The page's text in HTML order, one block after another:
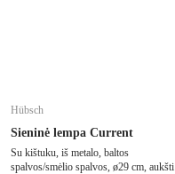
Hübsch
Sieninė lempa Current
Su kištuku, iš metalo, baltos
spalvos/smėlio spalvos, ø29 cm, aukštis